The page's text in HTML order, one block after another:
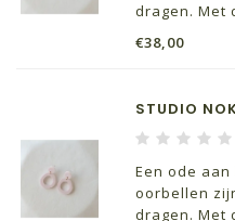
dragen. Met
€38,00
STUDIO
Een ode
oorbellen
dragen. Met